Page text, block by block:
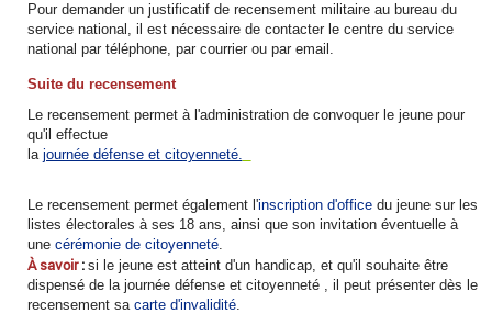
Pour demander un justificatif de recensement militaire au bureau du
service national, il est nécessaire de contacter le centre du service
national par téléphone, par courrier ou par email.
Suite du recensement
Le recensement permet à l'administration de convoquer le jeune pour
qu'il effectue
la journée défense et citoyenneté.
Le recensement permet également l'inscription d'officedu jeune sur les
listes électorales à ses 18 ans, ainsi que son invitation éventuelle à
une cérémonie de citoyenneté.
À savoir: si le jeune est atteint d'un handicap, et qu'il souhaite être
dispensé de la journée défense et citoyenneté , il peut présenter dès le
recensement sa carte d'invalidité.